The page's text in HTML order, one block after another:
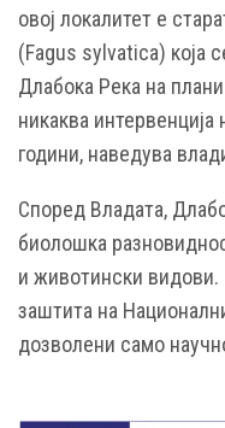
овој локалитет е
(Fagus sylvatica) која
Длабока Река на
никаква
години, наведува
Според Владата,
биолошка
и животински видови.
заштита на
дозволени само